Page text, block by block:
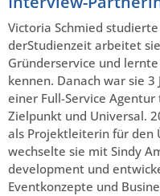
Victoria Schmied
derStudienzeit arbeitet
Gründerservice und
kennen. Danach war sie
einer Full-Service
Zielpunkt und Universal.
als Projektleiterin für den
wechselte sie mit Sindy
development und
Eventkonzepte und